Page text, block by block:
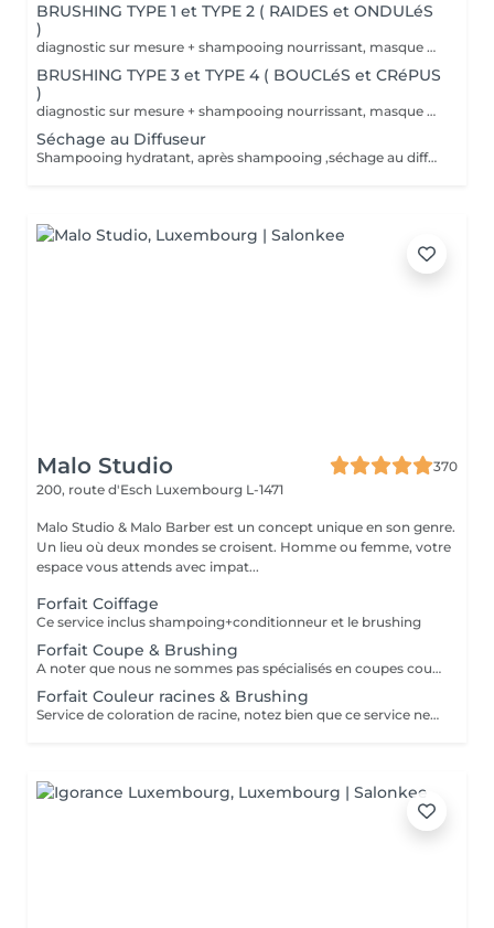
BRUSHING TYPE 1 et TYPE 2 ( RAIDES et ONDULéS
)
diagnostic sur mesure + shampooing nourrissant, masque hydratant ,coiffage sérum et fixation finale. Important: cheveux sans tresse ni noeuds à l'arrivée; tout noeuds ou tressage entraîne l'annulation et 50% de la prestation est retenu. Toute arrivée retardée de 15-30 minutes ou plus entraînera l'annulation automatique du rendez-vous.
BRUSHING TYPE 3 et TYPE 4 ( BOUCLéS et CRéPUS
)
diagnostic sur mesure + shampooing nourrissant, masque hydratant ,coiffage sérum et fixation finale. Important: cheveux sans tresse ni noeuds à l'arrivée; tout noeuds ou tressage entraîne l'annulation et 50% de la prestation est retenu. Toute arrivée retardée de 15-30 minutes ou plus entraînera l'annulation automatique du rendez-vous.
Séchage au Diffuseur
Shampooing hydratant, après shampooing ,séchage au diffuseur sérum et fixation finale. Important: cheveux sans tresse ni nud à l'arrivée; tout nud ou tressage entraîne l'annulation et 50% de la prestation est retenu. Toute arrivée retardée de 15-30 minutes ou plus entraînera l'annulation automatique du rendez-vous.
Malo Studio
370
200, route d'Esch Luxembourg L-1471
Malo Studio & Malo Barber est un concept unique en son genre.
Un lieu où deux mondes se croisent. Homme ou femme, votre
espace vous attends avec impat...
Forfait Coiffage
Ce service inclus shampoing+conditionneur et le brushing
Forfait Coupe & Brushing
A noter que nous ne sommes pas spécialisés en coupes courtes.
Forfait Couleur racines & Brushing
Service de coloration de racine, notez bien que ce service ne permet pas d‘effectuer d’importants éclaircissements tel qu‘un balayage ou des mèches.